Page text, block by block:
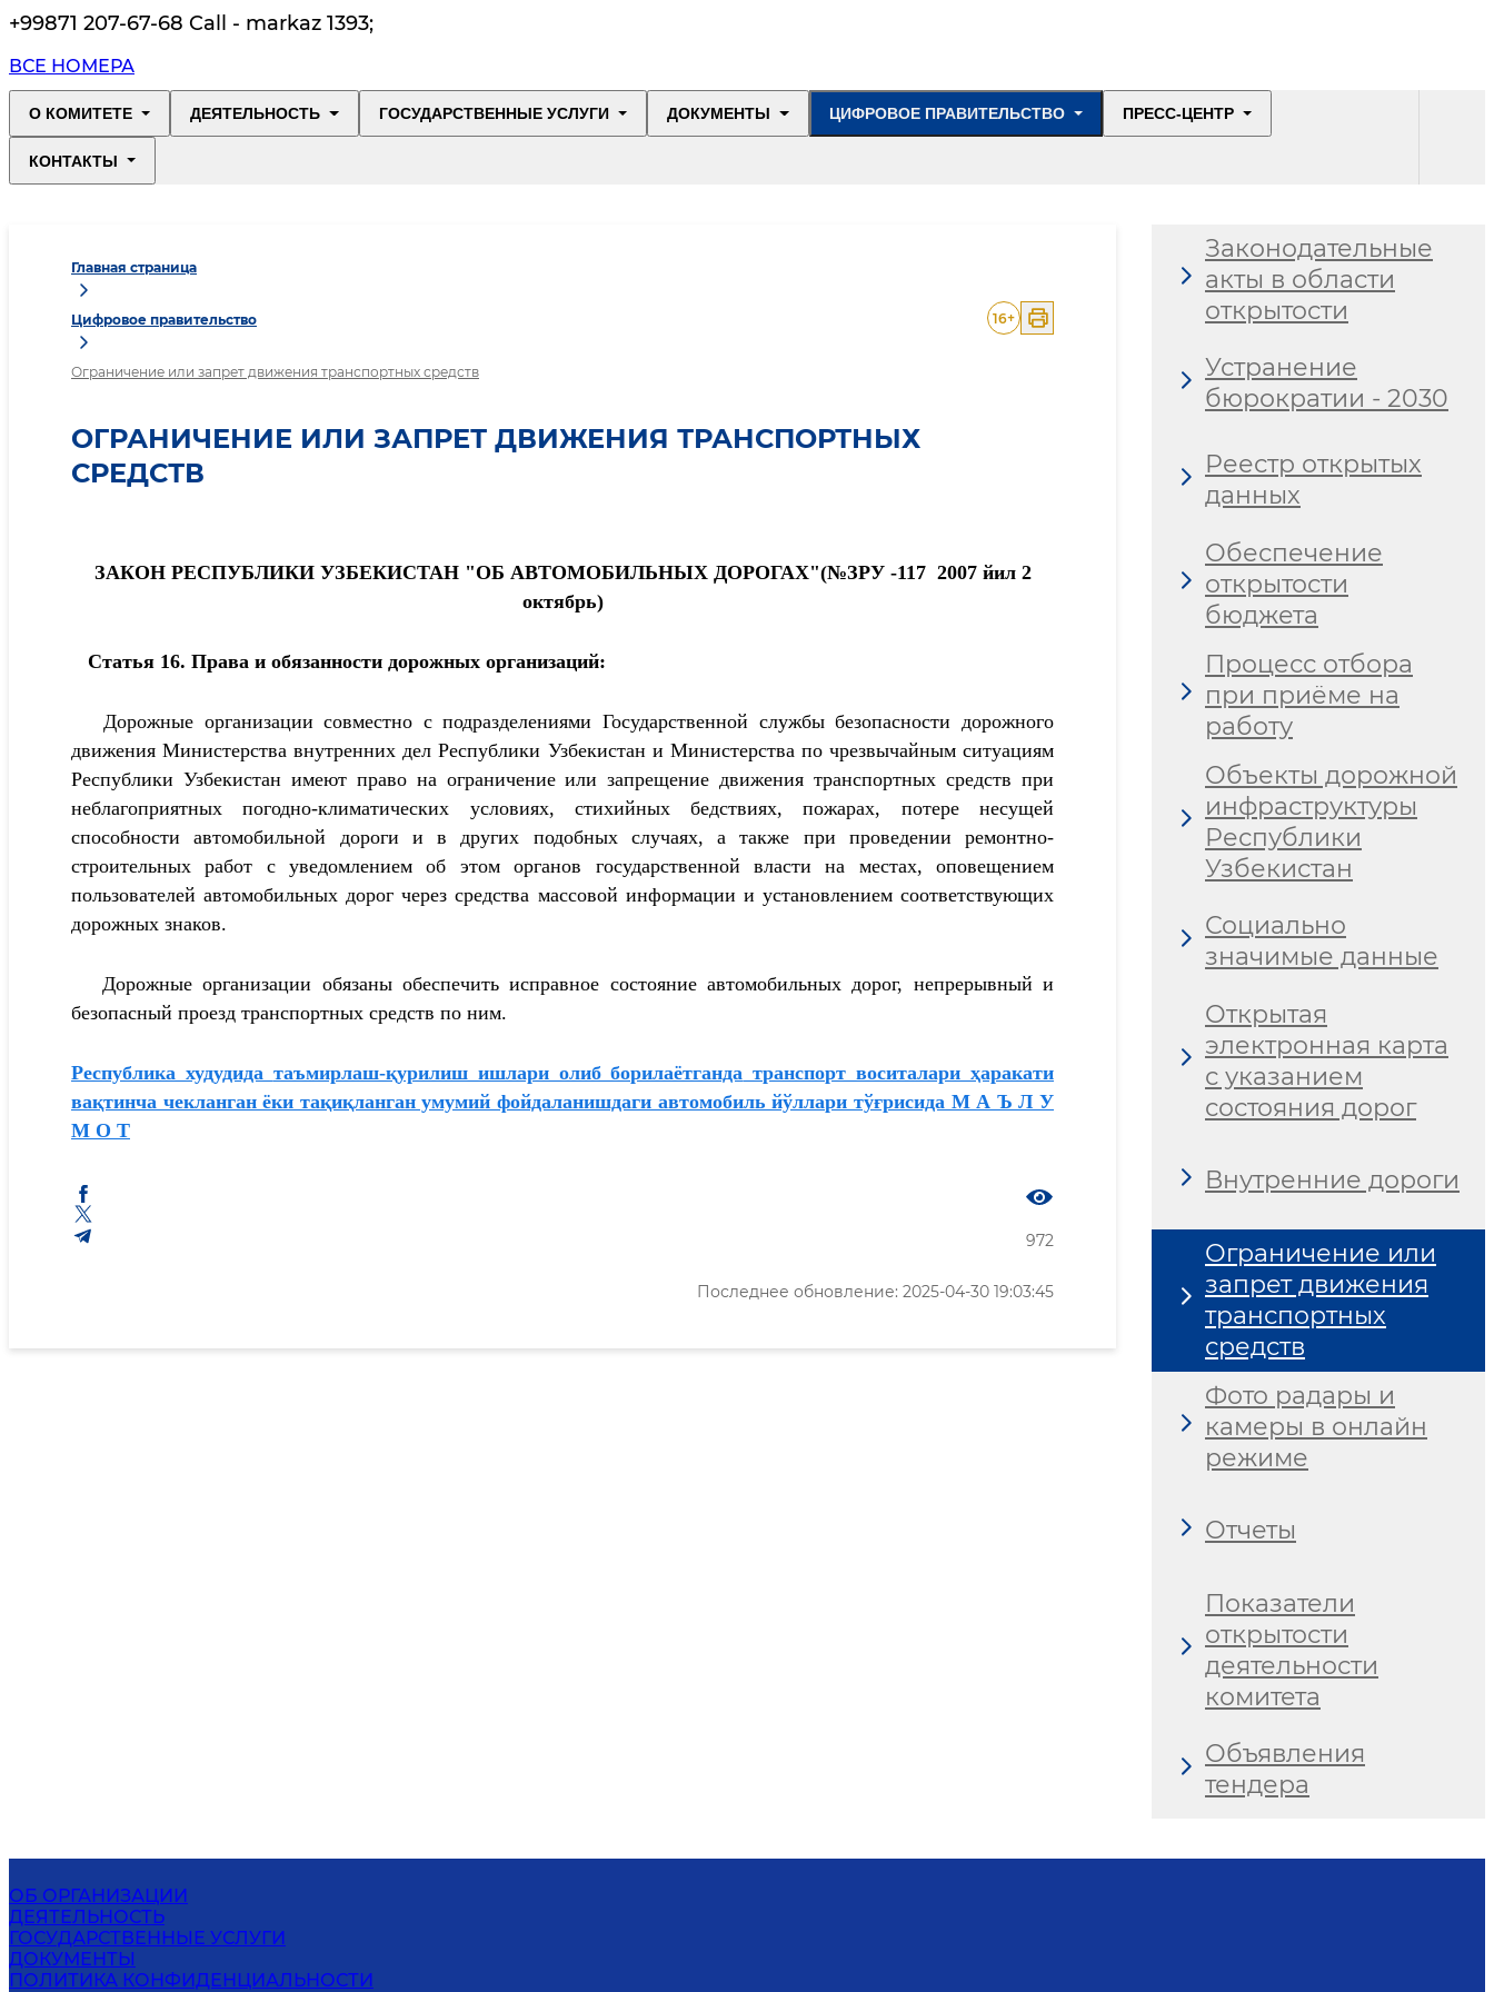
+99871 207-67-68 Call - markaz 1393;
ВСЕ НОМЕРА
О КОМИТЕТЕ ДЕЯТЕЛЬНОСТЬ ГОСУДАРСТВЕННЫЕ УСЛУГИ ДОКУМЕНТЫ ЦИФРОВОЕ ПРАВИТЕЛЬСТВО ПРЕСС-ЦЕНТР
КОНТАКТЫ
Главная страница
Цифровое правительство
Ограничение или запрет движения транспортных средств
16+
ОГРАНИЧЕНИЕ ИЛИ ЗАПРЕТ ДВИЖЕНИЯ ТРАНСПОРТНЫХ
СРЕДСТВ
ЗАКОН РЕСПУБЛИКИ УЗБЕКИСТАН "ОБ АВТОМОБИЛЬНЫХ ДОРОГАХ"(№ЗРУ -117 2007 йил 2
октябрь)
Статья 16. Права и обязанности дорожных организаций:
Дорожные организации совместно с подразделениями Государственной службы безопасности дорожного
движения Министерства внутренних дел Республики Узбекистан и Министерства по чрезвычайным ситуациям
Республики Узбекистан имеют право на ограничение или запрещение движения транспортных средств при
неблагоприятных погодно-климатических условиях, стихийных бедствиях, пожарах, потере несущей
способности автомобильной дороги и в других подобных случаях, а также при проведении ремонтно-
строительных работ с уведомлением об этом органов государственной власти на местах, оповещением
пользователей автомобильных дорог через средства массовой информации и установлением соответствующих
дорожных знаков.
Дорожные организации обязаны обеспечить исправное состояние автомобильных дорог, непрерывный и
безопасный проезд транспортных средств по ним.
Республика худудида таъмирлаш-қурилиш ишлари олиб борилаётганда транспорт воситалари ҳаракати
вақтинча чекланган ёки тақиқланган умумий фойдаланишдаги автомобиль йўллари тўғрисида М А Ъ Л У
М О Т
972
Последнее обновление: 2025-04-30 19:03:45
Законодательные
акты в области
открытости
Устранение
бюрократии - 2030
Реестр открытых
данных
Обеспечение
открытости
бюджета
Процесс отбора
при приёме на
работу
Объекты дорожной
инфраструктуры
Республики
Узбекистан
Социально
значимые данные
Открытая
электронная карта
с указанием
состояния дорог
Внутренние дороги
Ограничение или
запрет движения
транспортных
средств
Фото радары и
камеры в онлайн
режиме
Отчеты
Показатели
открытости
деятельности
комитета
Объявления
тендера
ОБ ОРГАНИЗАЦИИ
ДЕЯТЕЛЬНОСТЬ
ГОСУДАРСТВЕННЫЕ УСЛУГИ
ДОКУМЕНТЫ
ПОЛИТИКА КОНФИДЕНЦИАЛЬНОСТИ